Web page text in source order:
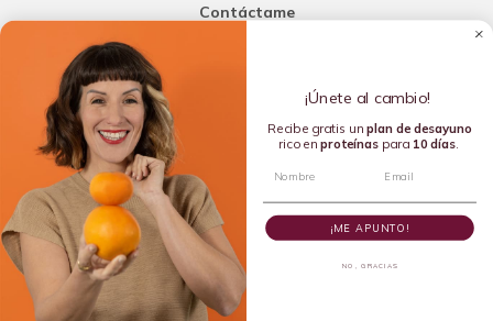
Contáctame
Añade una porción de inteligencia a tu nutrición
Copyright © 2016-2026 Carla L. de la Torre. All rights reserved.
Dietista Destacada del 2020 y Líder en Dietética Emergente del
¡Únete al cambio!
Recibe gratis unplan de desayuno
rico enproteínaspara 10 días.
¡ME APUNTO!
NO, GRACIAS